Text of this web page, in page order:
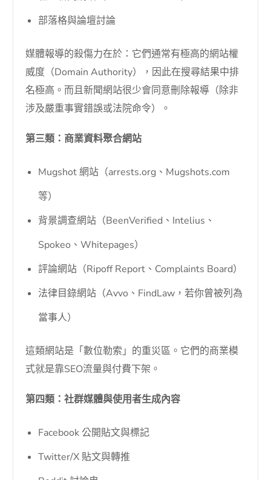
部落格與論壇討論
媒體報導的殺傷力在於：它們通常有極高的網站權
威度（Domain Authority），因此在搜尋結果中排
名極高。而且新聞網站很少會同意刪除報導（除非
涉及嚴重事實錯誤或法院命令）。
第三類：商業資料聚合網站
Mugshot 網站（arrests.org、Mugshots.com
等）
背景調查網站（BeenVerified、Intelius、
Spokeo、Whitepages）
評論網站（Ripoff Report、Complaints Board）
法律目錄網站（Avvo、FindLaw，若你曾被列為
當事人）
這類網站是「數位勒索」的重災區。它們的商業模
式就是靠SEO流量與付費下架。
第四類：社群媒體與使用者生成內容
Facebook 公開貼文與標記
Twitter/X 貼文與轉推